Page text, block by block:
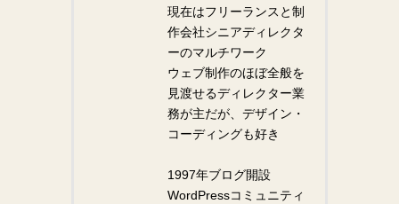
現在はフリーランスと制
作会社シニアディレクタ
ーのマルチワーク
ウェブ制作のほぼ全般を
見渡せるディレクター業
務が主だが、デザイン・
コーディングも好き
1997年ブログ開設
WordPressコミュニティ